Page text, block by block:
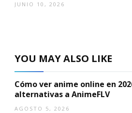
JUNIO 10, 2026
YOU MAY ALSO LIKE
Cómo ver anime online en
alternativas a AnimeFLV
AGOSTO 5, 2026